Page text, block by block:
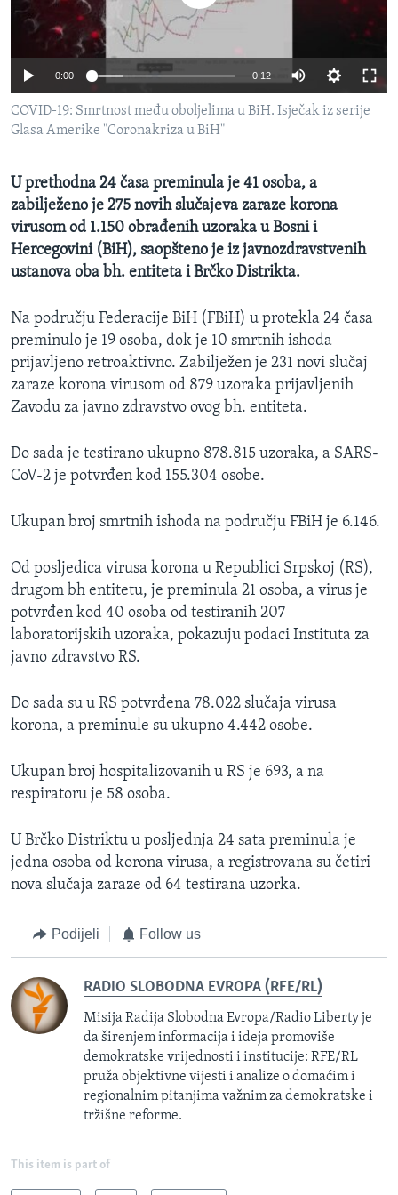
MAGAZIN
O GLASU AMERIKE
Learning English
Jezici
0:00 0:12
COVID-19: Smrtnost među oboljelima u BiH. Isječak iz serije
Glasa Amerike "Coronakriza u BiH"
U prethodna 24 časa preminula je 41 osoba, a
zabilježeno je 275 novih slučajeva zaraze korona
virusom od 1.150 obrađenih uzoraka u Bosni i
Hercegovini (BiH), saopšteno je iz javnozdravstvenih
ustanova oba bh. entiteta i Brčko Distrikta.
Na području Federacije BiH (FBiH) u protekla 24 časa
preminulo je 19 osoba, dok je 10 smrtnih ishoda
prijavljeno retroaktivno. Zabilježen je 231 novi slučaj
zaraze korona virusom od 879 uzoraka prijavljenih
Zavodu za javno zdravstvo ovog bh. entiteta.
Do sada je testirano ukupno 878.815 uzoraka, a SARS-
CoV-2 je potvrđen kod 155.304 osobe.
Ukupan broj smrtnih ishoda na području FBiH je 6.146.
Od posljedica virusa korona u Republici Srpskoj (RS),
drugom bh entitetu, je preminula 21 osoba, a virus je
potvrđen kod 40 osoba od testiranih 207
laboratorijskih uzoraka, pokazuju podaci Instituta za
javno zdravstvo RS.
Do sada su u RS potvrđena 78.022 slučaja virusa
korona, a preminule su ukupno 4.442 osobe.
Ukupan broj hospitalizovanih u RS je 693, a na
respiratoru je 58 osoba.
U Brčko Distriktu u posljednja 24 sata preminula je
jedna osoba od korona virusa, a registrovana su četiri
nova slučaja zaraze od 64 testirana uzorka.
Podijeli Follow us
RADIO SLOBODNA EVROPA (RFE/RL)
Misija Radija Slobodna Evropa/Radio Liberty je
da širenjem informacija i ideja promoviše
demokratske vrijednosti i institucije: RFE/RL
pruža objektivne vijesti i analize o domaćim i
regionalnim pitanjima važnim za demokratske i
tržišne reforme.
This item is part of